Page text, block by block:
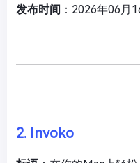
发布时间 ：2026年06月
2. Invoko